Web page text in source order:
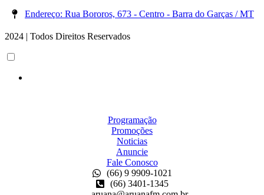
Endereço: Rua Bororos, 673 - Centro - Barra do Garças / MT
2024 | Todos Direitos Reservados
Programação
Promoções
Noticias
Anuncie
Fale Conosco
(66) 9 9909-1021
(66) 3401-1345